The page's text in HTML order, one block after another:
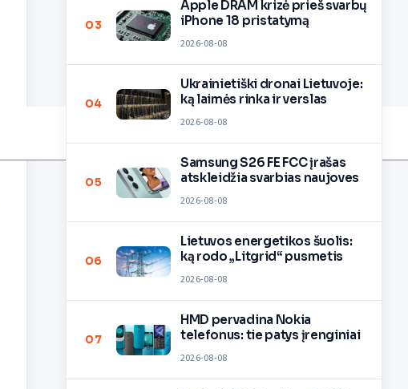
03
Apple DRAM krizė prieš svarbų
iPhone 18 pristatymą
2026-08-08
04
Ukrainietiški dronai Lietuvoje:
ką laimės rinka ir verslas
2026-08-08
05
Samsung S26 FE FCC įrašas
atskleidžia svarbias naujoves
2026-08-08
06
Lietuvos energetikos šuolis:
ką rodo „Litgrid“ pusmetis
2026-08-08
07
HMD pervadina Nokia
telefonus: tie patys įrenginiai
2026-08-08